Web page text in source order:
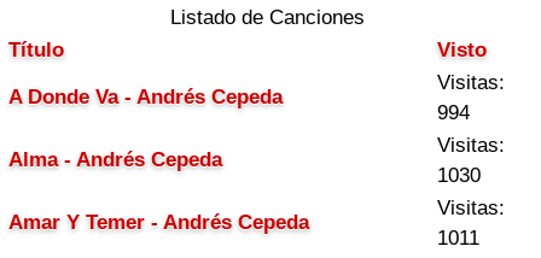
Listado de Canciones
Título
Visto
A Donde Va - Andrés Cepeda
Visitas:
994
Alma - Andrés Cepeda
Visitas:
1030
Amar Y Temer - Andrés Cepeda
Visitas:
1011